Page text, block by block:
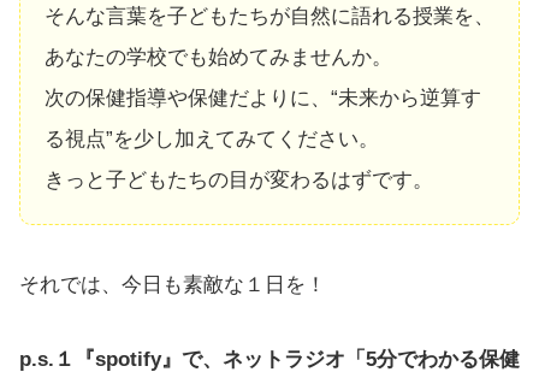
そんな言葉を子どもたちが自然に語れる授業を、
あなたの学校でも始めてみませんか。
次の保健指導や保健だよりに、“未来から逆算す
る視点”を少し加えてみてください。
きっと子どもたちの目が変わるはずです。
それでは、今日も素敵な１日を！
p.s.１『spotify』で、ネットラジオ「5分でわかる保健